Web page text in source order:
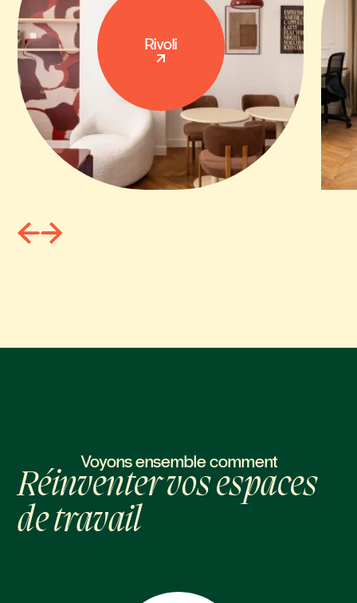
Rivoli
Voyons ensemble comment
Réinventer vos espaces
de travail